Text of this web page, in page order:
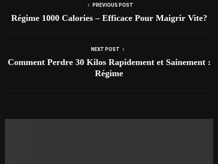
PREVIOUS POST
Régime 1000 Calories – Efficace Pour Maigrir Vite?
NEXT POST
Comment Perdre 30 Kilos Rapidement et Sainement :
Régime